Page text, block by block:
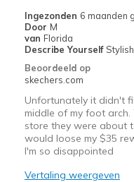
Ingezonden 6 maanden
Door M
van Florida
Describe Yourself Stylish
Beoordeeld op
skechers.com
Unfortunately it didn't
middle of my foot
store they were about
would loose my $35
I'm so disappointed
Vertaling weergeven